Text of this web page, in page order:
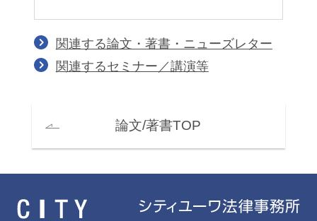
関連する論文・著書・ニューズレター
関連するセミナー／講演等
論文/著書TOP